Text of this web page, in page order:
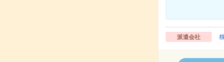
派遣会社